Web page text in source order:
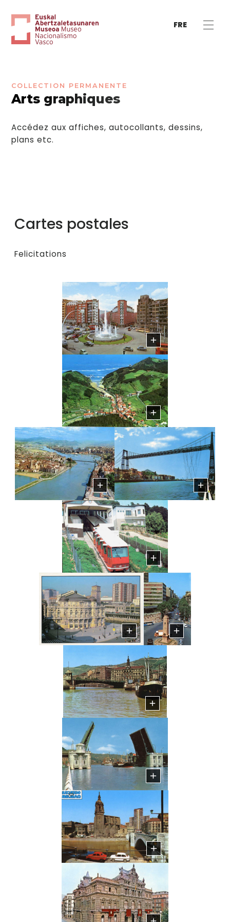
FRE
COLLECTION PERMANENTE
Arts graphiques
Accédez aux affiches, autocollants, dessins,
plans etc.
Cartes postales
Felicitations